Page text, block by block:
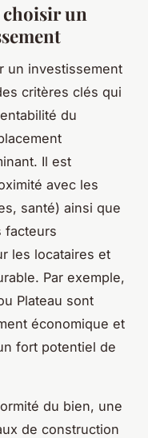
choisir un
un investissement
critères clés qui
du
Il est
avec les
santé) ainsi que
facteurs
les locataires et
Par exemple,
Plateau sont
économique et
fort potentiel de
du bien, une
de construction